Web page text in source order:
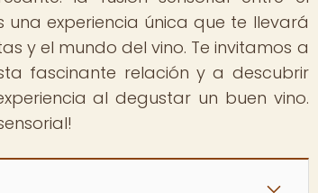
experiencia única que te llevará
y el mundo del vino. Te invitamos a
fascinante relación y a descubrir
al degustar un buen vino.